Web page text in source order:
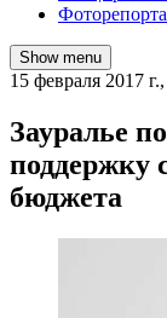
Show menu
15 февраля 2017
Зауралье
поддержку
бюджета